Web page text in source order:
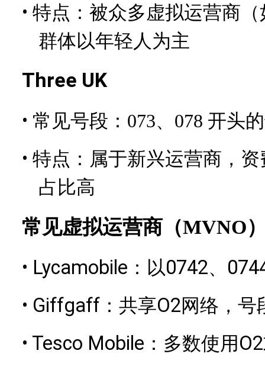
• 特点：被众多虚拟运营商
群体以年轻人为主
Three UK
• 常见号段：073、078 开头
• 特点：属于新兴运营商，
占比高
常见虚拟运营商（MVNO
• Lycamobile：以0742、
• Giffgaff：共享O2网络，号
• Tesco Mobile：多数使用